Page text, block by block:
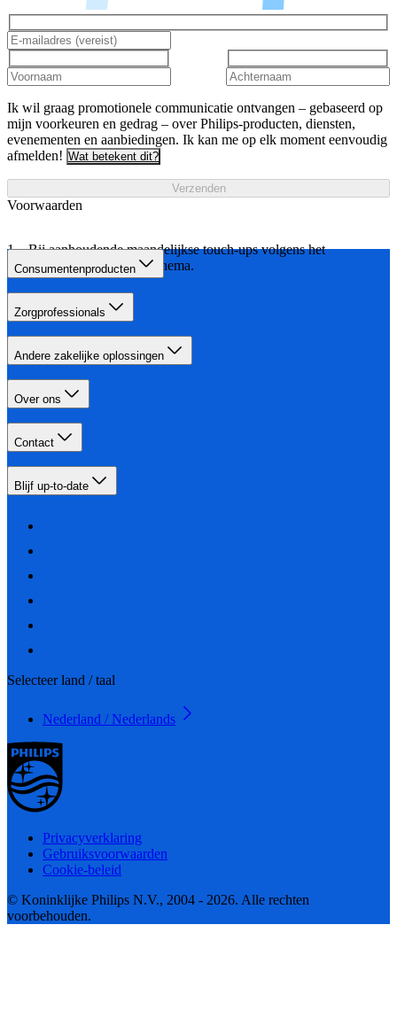
Ik wil graag promotionele communicatie ontvangen – gebaseerd op
mijn voorkeuren en gedrag – over Philips-producten, diensten,
evenementen en aanbiedingen. Ik kan me op elk moment eenvoudig
afmelden! Wat betekent dit?
Verzenden
Voorwaarden
Bij aanhoudende maandelijkse touch-ups volgens het
aangegeven behandelschema.
Consumentenproducten
Zorgprofessionals
Andere zakelijke oplossingen
Over ons
Contact
Blijf up-to-date
Selecteer land / taal
Nederland / Nederlands
Privacyverklaring
Gebruiksvoorwaarden
Cookie-beleid
© Koninklijke Philips N.V., 2004 - 2026. Alle rechten
voorbehouden.